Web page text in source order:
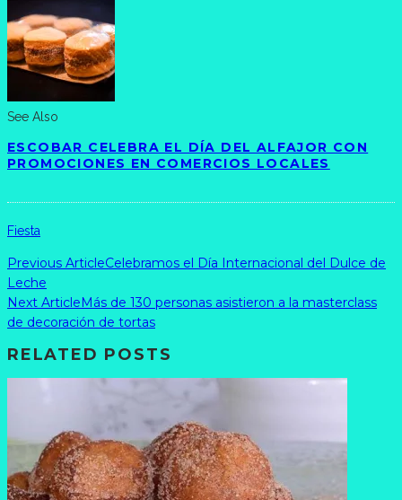
See Also
ESCOBAR CELEBRA EL DÍA DEL ALFAJOR CON
PROMOCIONES EN COMERCIOS LOCALES
Fiesta
Previous ArticleCelebramos el Día Internacional del Dulce de
Leche
Next Article Más de 130 personas asistieron a la masterclass
de decoración de tortas
RELATED POSTS